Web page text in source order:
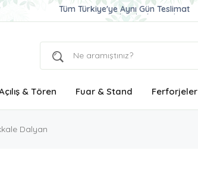
Ucuz ve Kaliteli Çelenk Gönder
Aynı Gün Teslimat Çelenk Siparişi
Tüm Türkiye'ye Aynı Gün Teslimat
& Tören Fuar & Stand Ferforjeler
Dalyan